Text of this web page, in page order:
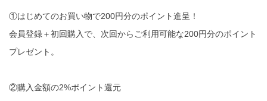
①はじめてのお買い物で200円分のポイント進呈！
会員登録＋初回購入で、次回からご利用可能な200円分のポイント
プレゼント。
②購入金額の2%ポイント還元